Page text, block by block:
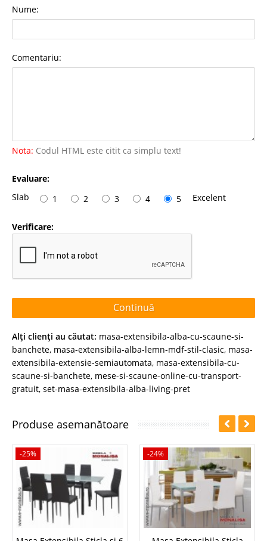
Nume:
Comentariu:
Nota: Codul HTML este citit ca simplu text!
Evaluare:
Slab
1 2 3 4 5 Excelent
Verificare:
Continuă
Alţi clienţi au căutat: masa-extensibila-alba-cu-scaune-si-
banchete, masa-extensibila-alba-lemn-mdf-stil-clasic, masa-
extensibila-extensie-semiautomata, masa-extensibila-cu-
scaune-si-banchete, mese-si-scaune-online-cu-transport-
gratuit, set-masa-extensibila-alba-living-pret
Produse asemanătoare
-25% -24%